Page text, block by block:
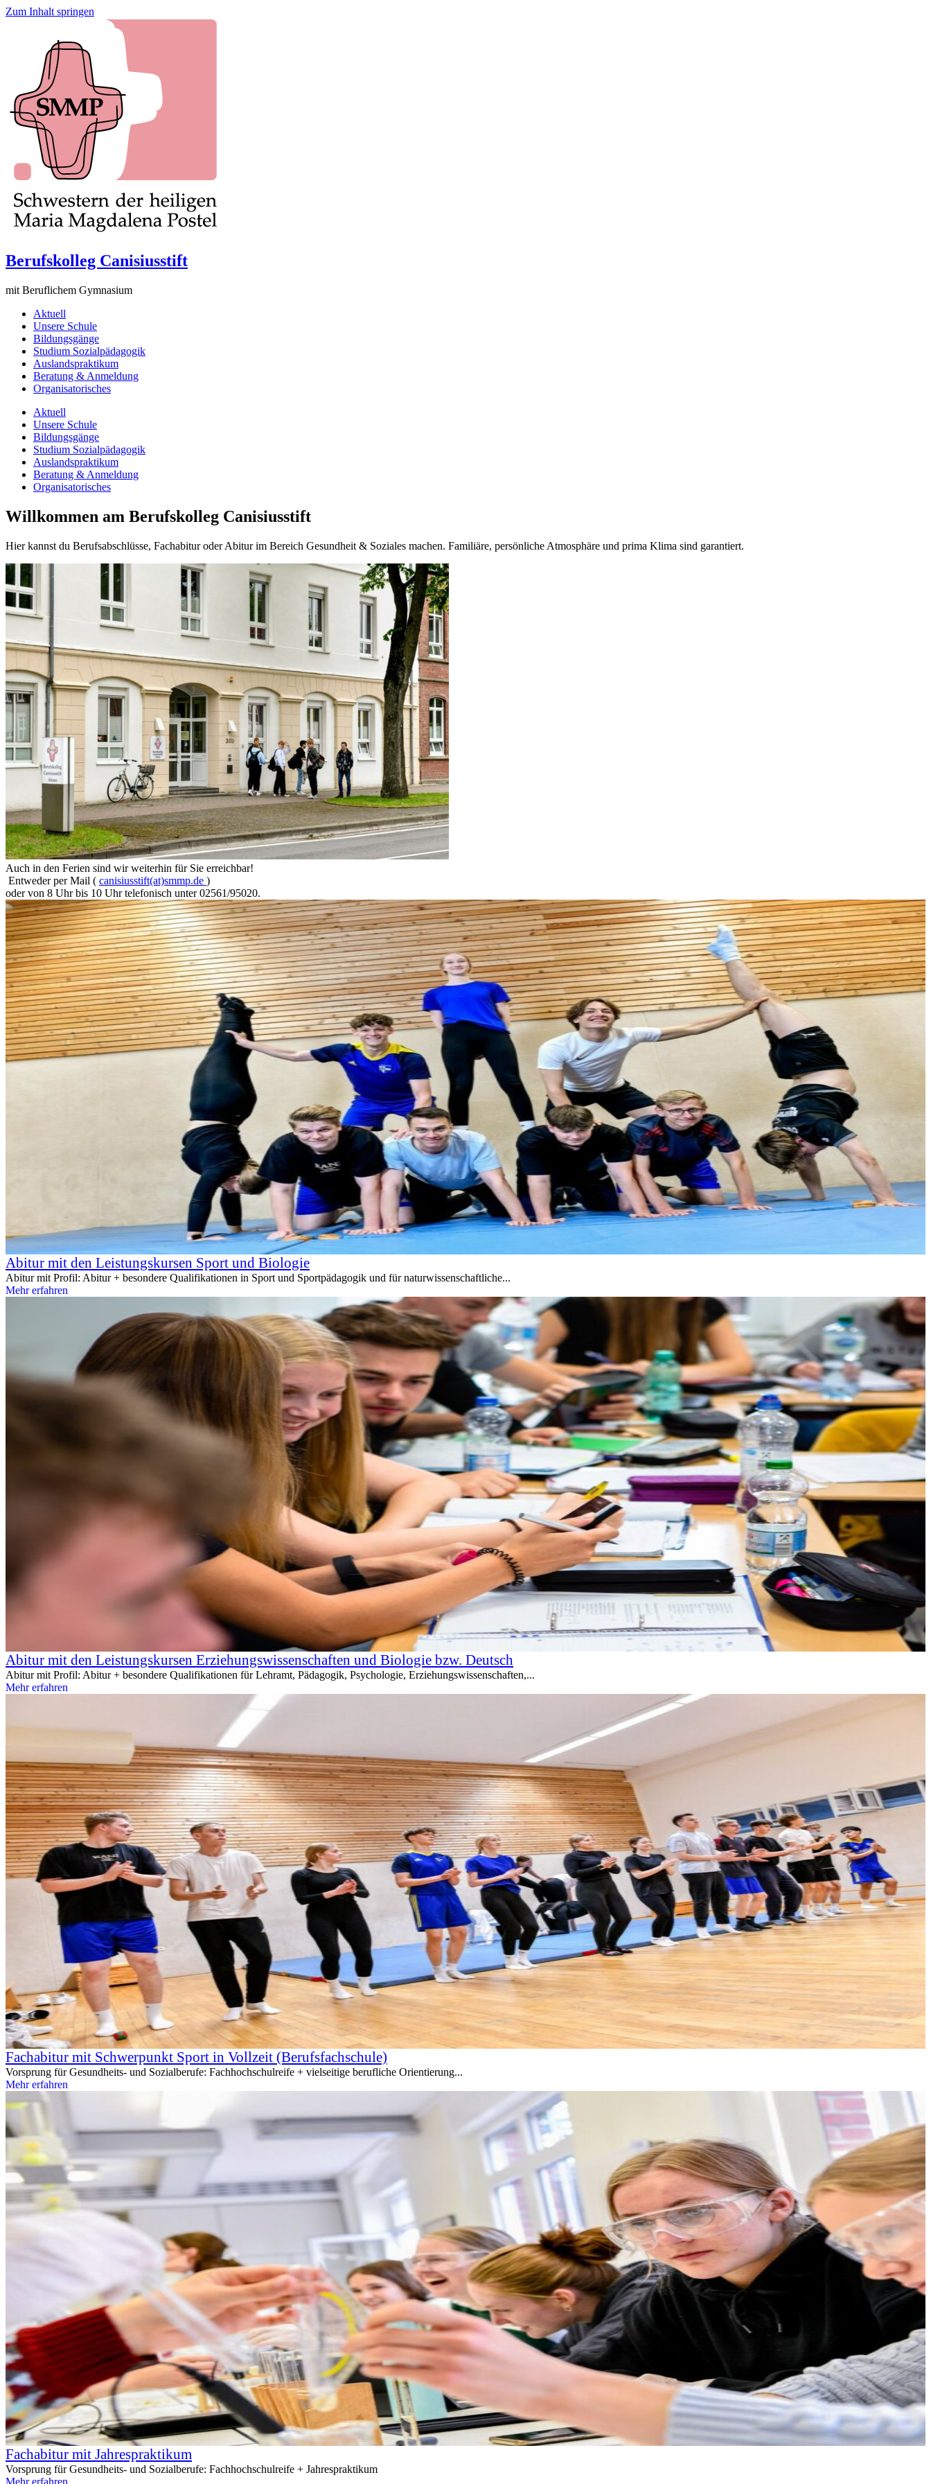
Zum Inhalt springen
Berufskolleg Canisiusstift
mit Beruflichem Gymnasium
Aktuell
Unsere Schule
Bildungsgänge
Studium Sozialpädagogik
Auslandspraktikum
Beratung & Anmeldung
Organisatorisches
Aktuell
Unsere Schule
Bildungsgänge
Studium Sozialpädagogik
Auslandspraktikum
Beratung & Anmeldung
Organisatorisches
Willkommen am Berufskolleg Canisiusstift
Hier kannst du Berufsabschlüsse, Fachabitur oder Abitur im Bereich Gesundheit & Soziales machen. Familiäre, persönliche Atmosphäre und prima Klima sind garantiert.
Auch in den Ferien sind wir weiterhin für Sie erreichbar!
Entweder per Mail ( canisiusstift(at)smmp.de )
oder von 8 Uhr bis 10 Uhr telefonisch unter 02561/95020.
Abitur mit den Leistungskursen Sport und Biologie
Abitur mit Profil: Abitur + besondere Qualifikationen in Sport und Sportpädagogik und für naturwissenschaftliche...
Mehr erfahren
Abitur mit den Leistungskursen Erziehungswissenschaften und Biologie bzw. Deutsch
Abitur mit Profil: Abitur + besondere Qualifikationen für Lehramt, Pädagogik, Psychologie, Erziehungswissenschaften,...
Mehr erfahren
Fachabitur mit Schwerpunkt Sport in Vollzeit (Berufsfachschule)
Vorsprung für Gesundheits- und Sozialberufe: Fachhochschulreife + vielseitige berufliche Orientierung...
Mehr erfahren
Fachabitur mit Jahrespraktikum
Vorsprung für Gesundheits- und Sozialberufe: Fachhochschulreife + Jahrespraktikum
Mehr erfahren